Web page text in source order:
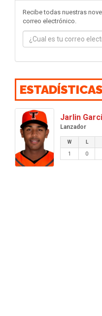
Recibe todas nuestras
correo electrónico.
ESTADÍSTICAS
Jarlin
Lanzador
W L
1 0